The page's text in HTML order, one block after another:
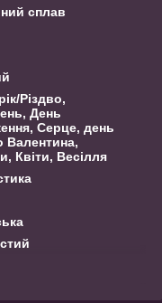
сплав
Різдво,
День
Серце, день
Валентина,
Квіти, Весілля